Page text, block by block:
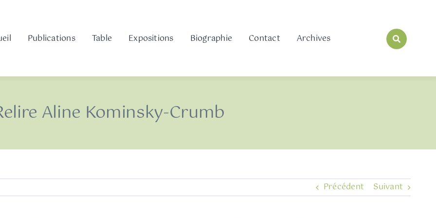
Publications Table Expositions Biographie Contact Archives
Aline Kominsky-Crumb
Précédent Suivant